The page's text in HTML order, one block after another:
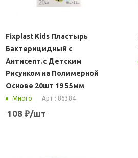
Fixplast Kids Пластырь
Бактерицидный с
Антисепт.с Детским
Рисунком на Полимерной
Основе 20шт 19 55мм
Много Арт.: 86384
108₽/шт